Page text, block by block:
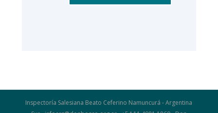
Inspectoría Salesiana Beato Ceferino Namuncurá - Argentina